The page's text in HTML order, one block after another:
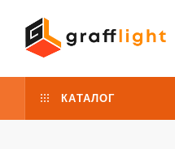
КАТАЛОГ